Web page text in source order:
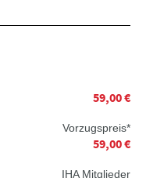
59,00 €
Vorzugspreis*
59,00 €
IHA Mitglieder